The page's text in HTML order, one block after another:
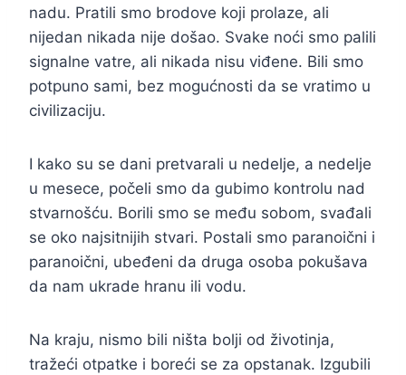
nadu. Pratili smo brodove koji prolaze, ali
nijedan nikada nije došao. Svake noći smo palili
signalne vatre, ali nikada nisu viđene. Bili smo
potpuno sami, bez mogućnosti da se vratimo u
civilizaciju.
I kako su se dani pretvarali u nedelje, a nedelje
u mesece, počeli smo da gubimo kontrolu nad
stvarnošću. Borili smo se među sobom, svađali
se oko najsitnijih stvari. Postali smo paranoični i
paranoični, ubeđeni da druga osoba pokušava
da nam ukrade hranu ili vodu.
Na kraju, nismo bili ništa bolji od životinja,
tražeći otpatke i boreći se za opstanak. Izgubili